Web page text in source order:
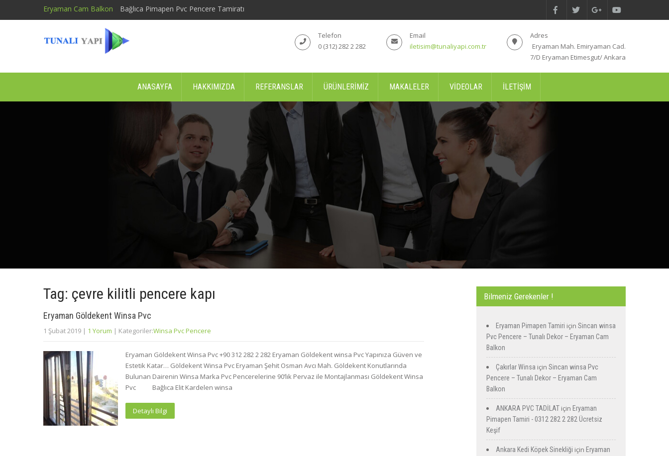
Eryaman Cam Balkon Bağlıca Pimapen Pvc Pencere Tamiratı
Adres
Eryaman Mah. Emiryaman Cad.
7/D Eryaman Etimesgut/ Ankara
Email
iletisim@tunaliyapi.com.tr
Telefon
0 (312) 282 2 282
ANASAYFA HAKKIMIZDA REFERANSLAR ÜRÜNLERIMIZ MAKALELER VIDEOLAR İLETIŞIM
Tag: çevre kilitli pencere kapı
Eryaman Göldekent Winsa Pvc
1 Şubat 2019 | 1 Yorum | Kategoriler:Winsa Pvc Pencere
Eryaman Göldekent Winsa Pvc +90 312 282 2 282 Eryaman Göldekent winsa Pvc Yapınıza Güven ve
Estetik Katar… Göldekent Winsa Pvc Eryaman Şehit Osman Avcı Mah. Göldekent Konutlarında
Bulunan Dairenin Winsa Marka Pvc Pencerelerine 90’lık Pervaz ile Montajlanması Göldekent Winsa
Pvc Bağlıca Elit Kardelen winsa
Detaylı Bilgi
Bilmeniz Gerekenler !
Eryaman Pimapen Tamiri için Sincan winsa
Pvc Pencere – Tunalı Dekor – Eryaman Cam
Balkon
Çakırlar Winsa için Sincan winsa Pvc
Pencere – Tunalı Dekor – Eryaman Cam
Balkon
ANKARA PVC TADİLAT için Eryaman
Pimapen Tamiri - 0312 282 2 282 Ücretsiz
Keşif
Ankara Kedi Köpek Sinekliği için Eryaman